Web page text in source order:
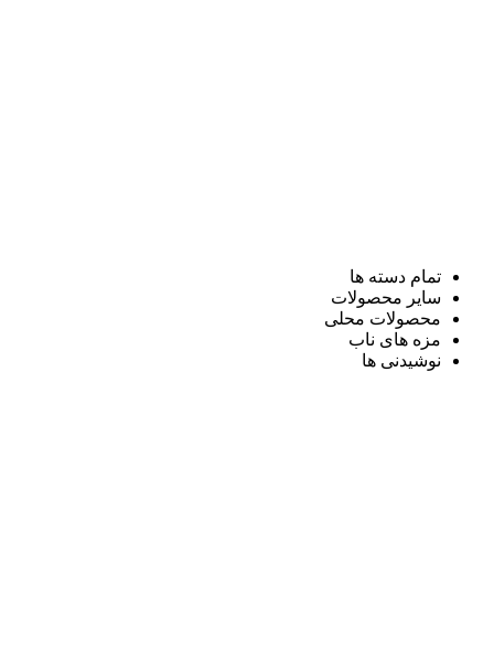
تمام دسته ها
سایر محصولات
محصولات محلی
مزه های ناب
نوشیدنی ها